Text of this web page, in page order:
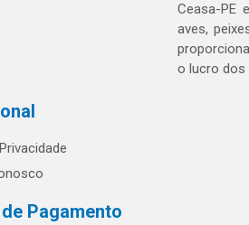
Ceasa-PE
aves,
o lucro dos
Pagamento